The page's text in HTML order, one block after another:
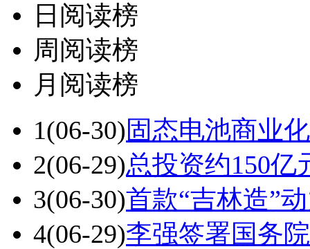
日阅读榜
周阅读榜
月阅读榜
1(06-30) 固态电池商业
2(06-29)总投资约150亿
3(06-30)首款“吉林造”
4(06-29)李强签署国务